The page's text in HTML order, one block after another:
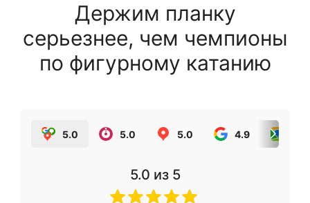
Держим планку
серьезнее, чем чемпионы
по фигурному катанию
5.0 5.0 5.0 4.9
5.0 из 5